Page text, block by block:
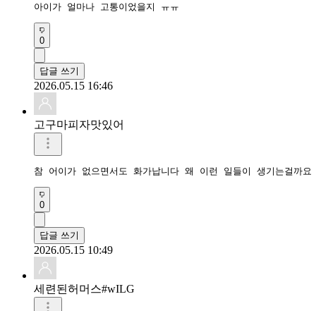
아이가 얼마나 고통이었을지 ㅠㅠ
0
답글 쓰기
2026.05.15 16:46
고구마피자맛있어
참 어이가 없으면서도 화가납니다 왜 이런 일들이 생기는걸까요
0
답글 쓰기
2026.05.15 10:49
세련된허머스#wILG